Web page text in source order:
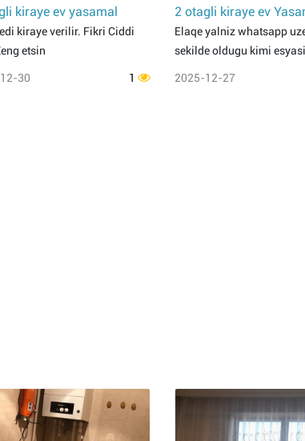
kiraye ev yasamal
kiraye verilir. Fikri Ciddi
etsin
30 1
2 otagli kiraye ev
Elaqe yalniz whatsapp
sekilde oldugu kimi esyasi
2025-12-27